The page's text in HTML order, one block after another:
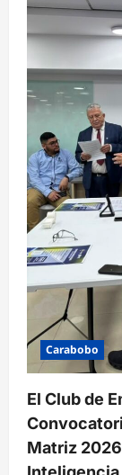
Carabobo
El Club de
Matriz